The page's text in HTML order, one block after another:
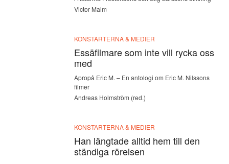
Victor Malm
KONSTARTERNA & MEDIER
Essäfilmare som inte vill rycka oss
med
Apropå Eric M. – En antologi om Eric M. Nilssons
filmer
Andreas Holmström (red.)
KONSTARTERNA & MEDIER
Han längtade alltid hem till den
ständiga rörelsen